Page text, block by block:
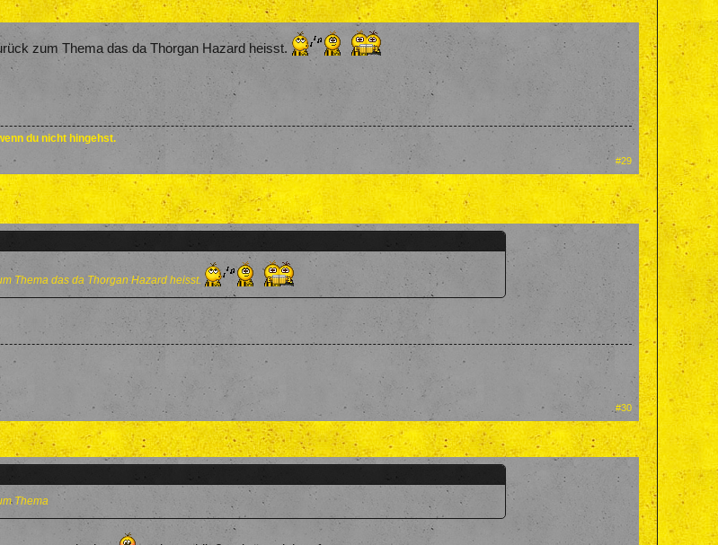
zum Thema das da Thorgan Hazard heisst.
du nicht hingehst.
#29
Thema das da Thorgan Hazard heisst.
#30
Thema